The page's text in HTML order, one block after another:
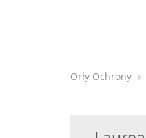
Orły Ochrony